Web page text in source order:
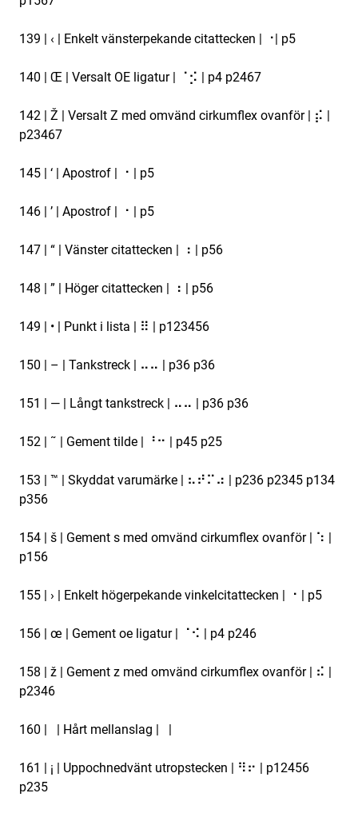
139 | ‹ | Enkelt vänsterpekande citattecken | ⠐| p5
140 | Œ | Versalt OE ligatur | ⠈⡪ | p4 p2467
142 | Ž | Versalt Z med omvänd cirkumflex ovanför | ⡮ |
p23467
145 | ‘ | Apostrof | ⠐ | p5
146 | ’ | Apostrof | ⠐ | p5
147 | “ | Vänster citattecken | ⠰ | p56
148 | ” | Höger citattecken | ⠰ | p56
149 | • | Punkt i lista | ⠿ | p123456
150 | – | Tankstreck | ⠤⠤ | p36 p36
151 | — | Långt tankstreck | ⠤⠤ | p36 p36
152 | ˜ | Gement tilde | ⠘⠒ | p45 p25
153 | ™ | Skyddat varumärke | ⠦⠞⠍⠴ | p236 p2345 p134
p356
154 | š | Gement s med omvänd cirkumflex ovanför | ⠱ |
p156
155 | › | Enkelt högerpekande vinkelcitattecken | ⠐ | p5
156 | œ | Gement oe ligatur | ⠈⠪ | p4 p246
158 | ž | Gement z med omvänd cirkumflex ovanför | ⠮ |
p2346
160 | | Hårt mellanslag | |
161 | ¡ | Uppochnedvänt utropstecken | ⠻⠖ | p12456
p235